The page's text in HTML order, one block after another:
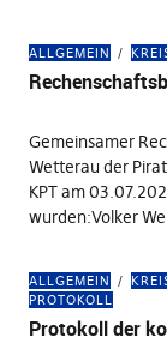
ALLGEMEIN
Gemeinsamer
Wetterau der
KPT am
wurden:Volker
ALLGEMEIN
PROTOKOLL
Protokoll der